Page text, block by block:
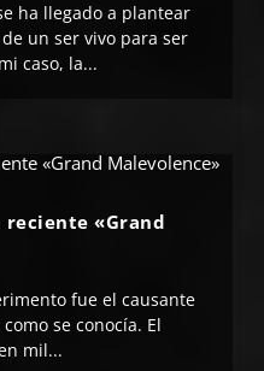
ha llegado a plantear
un ser vivo para ser
caso, la...
reciente «Grand
fue el causante
se conocía. El
mil...